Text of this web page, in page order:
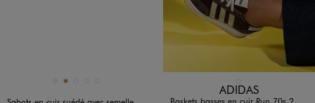
Disponible en 5 coloris
BEIGECAMEL Disponible en 1 coloris
ADIDAS